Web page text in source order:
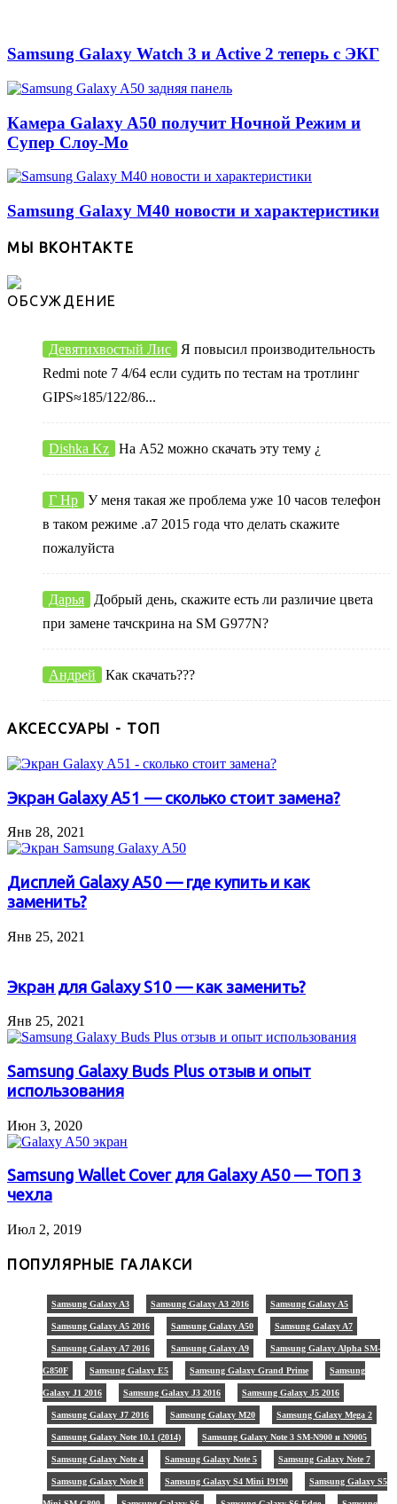
Samsung Galaxy Watch 3 и Active 2 теперь с ЭКГ
Камера Galaxy A50 получит Ночной Режим и
Супер Слоу-Мо
Samsung Galaxy M40 новости и характеристики
МЫ ВКОНТАКТЕ
ОБСУЖДЕНИЕ
Девятихвостый Лис
Я повысил производительность
Redmi note 7 4/64 если судить по тестам на тротлинг
GIPS≈185/122/86...
Dishka Kz На А52 можно скачать эту тему ¿
Г Нр
У меня такая же проблема уже 10 часов телефон
в таком режиме .а7 2015 года что делать скажите
пожалуйста
Дарья
Добрый день, скажите есть ли различие цвета
при замене тачскрина на SM G977N?
Андрей Как скачать???
АКСЕССУАРЫ - ТОП
Экран Galaxy A51 — сколько стоит замена?
Янв 28, 2021
Дисплей Galaxy A50 — где купить и как
заменить?
Янв 25, 2021
Экран для Galaxy S10 — как заменить?
Янв 25, 2021
Samsung Galaxy Buds Plus отзыв и опыт
использования
Июн 3, 2020
Samsung Wallet Cover для Galaxy A50 — ТОП 3
чехла
Июл 2, 2019
ПОПУЛЯРНЫЕ ГАЛАКСИ
Samsung Galaxy A3 Samsung Galaxy A3 2016 Samsung Galaxy A5
Samsung Galaxy A5 2016 Samsung Galaxy A50 Samsung Galaxy A7
Samsung Galaxy A7 2016 Samsung Galaxy A9 Samsung Galaxy Alpha SM-
G850F Samsung Galaxy E5 Samsung Galaxy Grand Prime Samsung
Galaxy J1 2016 Samsung Galaxy J3 2016 Samsung Galaxy J5 2016
Samsung Galaxy J7 2016 Samsung Galaxy M20 Samsung Galaxy Mega 2
Samsung Galaxy Note 10.1 (2014) Samsung Galaxy Note 3 SM-N900 и N9005
Samsung Galaxy Note 4 Samsung Galaxy Note 5 Samsung Galaxy Note 7
Samsung Galaxy Note 8 Samsung Galaxy S4 Mini I9190 Samsung Galaxy S5